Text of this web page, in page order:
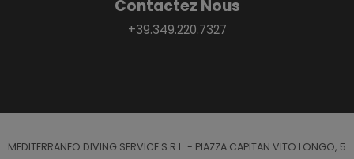
Contactez Nous
+39.349.220.7327
MEDITERRANEO DIVING SERVICE S.R.L. - PIAZZA CAPITAN VITO LONGO, 5